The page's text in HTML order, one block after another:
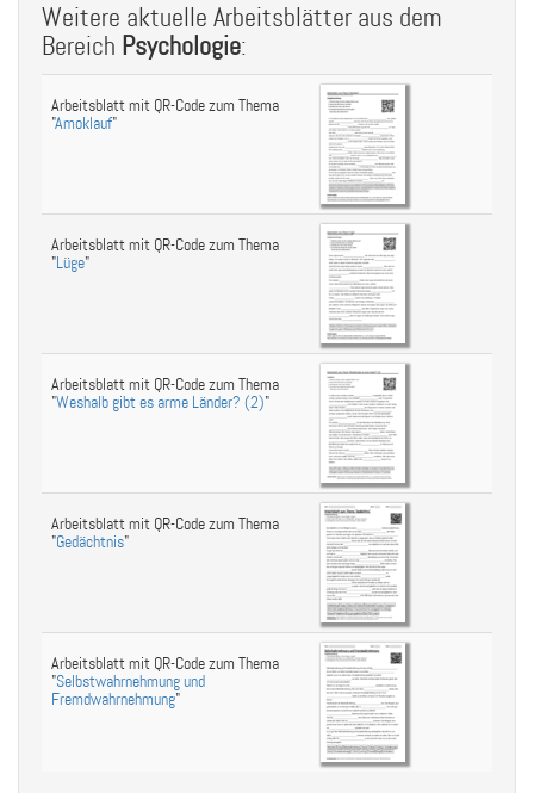
Weitere aktuelle Arbeitsblätter aus dem
Bereich Psychologie:
Arbeitsblatt mit QR-Code zum Thema
"Amoklauf"
Arbeitsblatt mit QR-Code zum Thema
"Lüge"
Arbeitsblatt mit QR-Code zum Thema
"Weshalb gibt es arme Länder? (2)"
Arbeitsblatt mit QR-Code zum Thema
"Gedächtnis"
Arbeitsblatt mit QR-Code zum Thema
"Selbstwahrnehmung und
Fremdwahrnehmung"